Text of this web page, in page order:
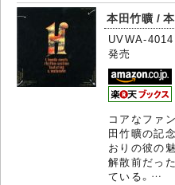
本田竹曠 /
UVWA-
発売
コアなファ
田竹曠の記
おりの彼の
解散前だっ
ている。…